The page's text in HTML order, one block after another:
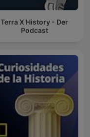
Terra X History - Der
Podcast